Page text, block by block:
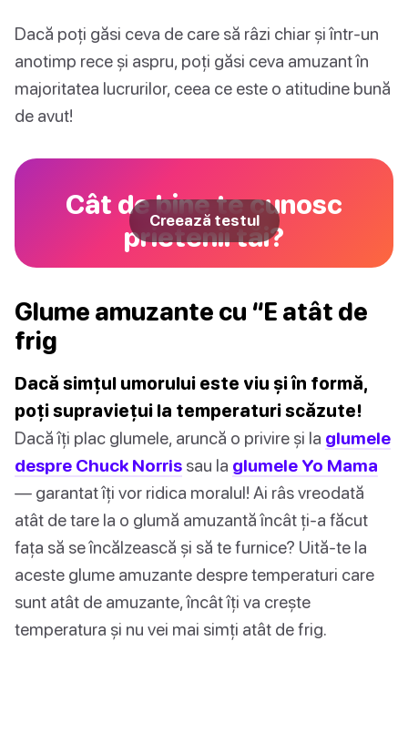
Dacă poți găsi ceva de care să râzi chiar și într-un
anotimp rece și aspru, poți găsi ceva amuzant în
majoritatea lucrurilor, ceea ce este o atitudine bună
de avut!
Cât de bine te cunosc
prietenii tăi?
Creează testul
Glume amuzante cu “E atât de
frig
Dacă simțul umorului este viu și în formă,
poți supraviețui la temperaturi scăzute!
Dacă îți plac glumele, aruncă o privire și la glumele
despre Chuck Norris sau la glumele Yo Mama
— garantat îți vor ridica moralul! Ai râs vreodată
atât de tare la o glumă amuzantă încât ți-a făcut
fața să se încălzească și să te furnice? Uită-te la
aceste glume amuzante despre temperaturi care
sunt atât de amuzante, încât îți va crește
temperatura și nu vei mai simți atât de frig.